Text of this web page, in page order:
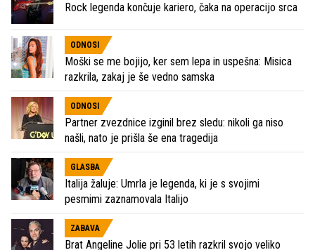
Rock legenda končuje kariero, čaka na operacijo srca
ODNOSI
Moški se me bojijo, ker sem lepa in uspešna: Misica
razkrila, zakaj je še vedno samska
ODNOSI
Partner zvezdnice izginil brez sledu: nikoli ga niso
našli, nato je prišla še ena tragedija
GLASBA
Italija žaluje: Umrla je legenda, ki je s svojimi
pesmimi zaznamovala Italijo
ZABAVA
Brat Angeline Jolie pri 53 letih razkril svojo veliko